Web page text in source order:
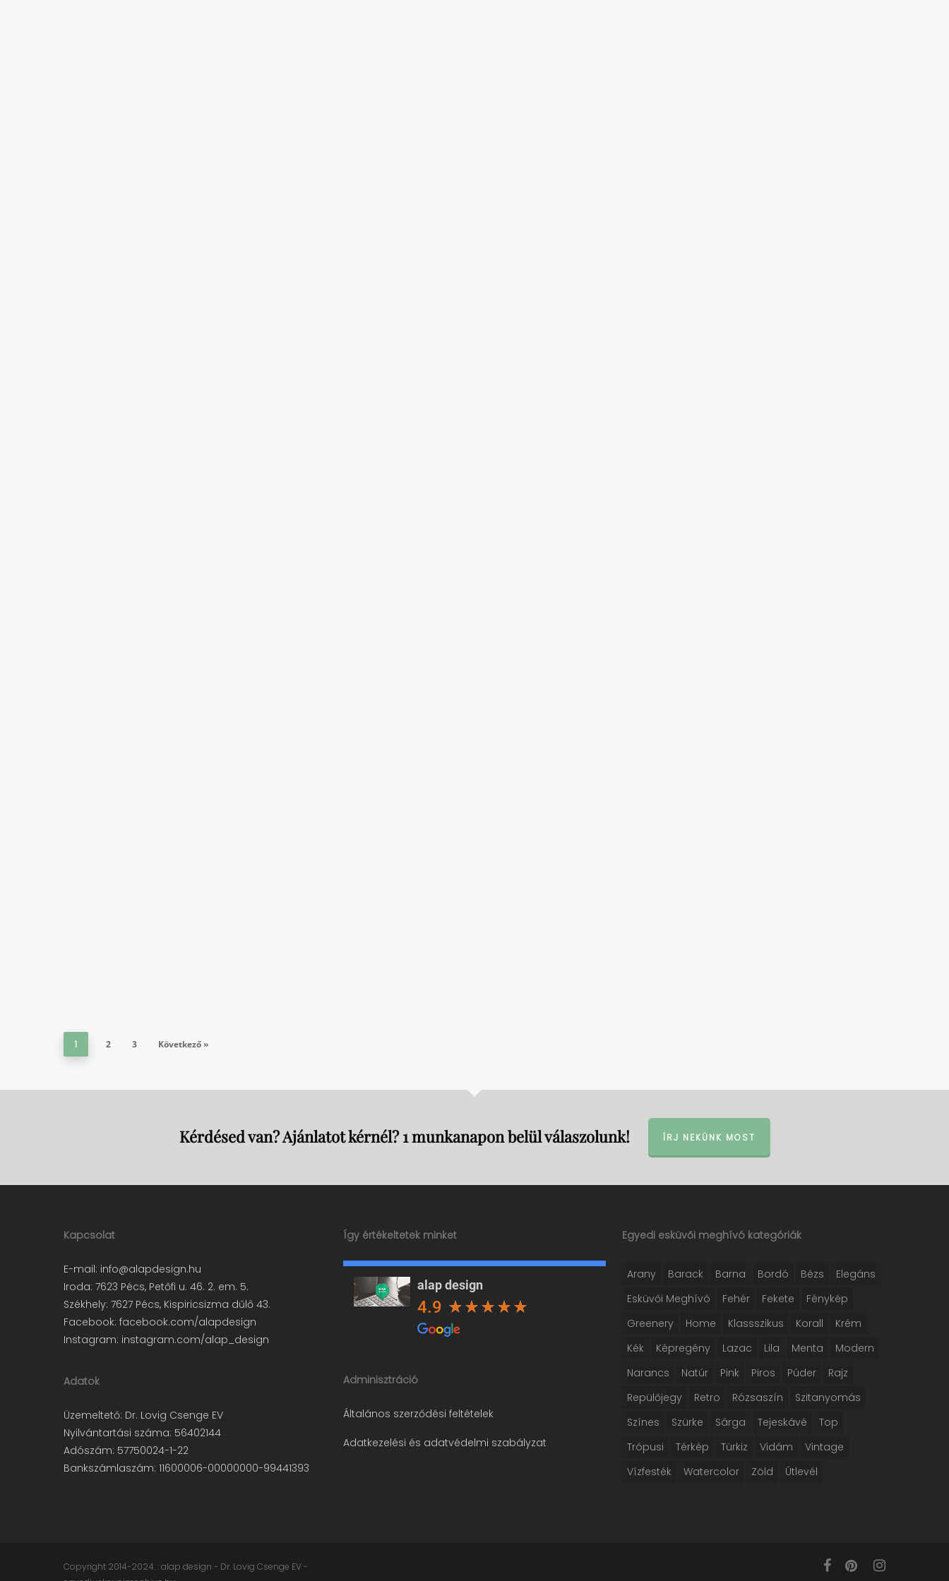
1 2 3 Következő »
Kérdésed van? Ajánlatot kérnél? 1 munkanapon belül válaszolunk! ÍRJ NEKÜNK MOST
Kapcsolat
E-mail: info@alapdesign.hu
Iroda: 7623 Pécs, Petőfi u. 46. 2. em. 5.
Székhely: 7627 Pécs, Kispiricsizma dűlő 43.
Facebook: facebook.com/alapdesign
Instagram: instagram.com/alap_design
Adatok
Üzemeltető: Dr. Lovig Csenge EV
Nyilvántartási száma: 56402144
Adószám: 57750024-1-22
Bankszámlaszám: 11600006-00000000-99441393
Így értékeltetek minket
alap design
4.9
Adminisztráció
Általános szerződési feltételek
Adatkezelési és adatvédelmi szabályzat
Egyedi esküvői meghívó kategóriák
Arany Barack Barna Bordó Bézs
Elegáns
Esküvői Meghívó
Fehér Fekete
Fénykép
Greenery
Home Klassszikus Korall
Krém
Kék
Képregény Lazac Lila Menta
Modern
Narancs
Natúr Pink Piros Púder
Rajz
Repülőjegy
Retro Rózsaszín
Szitanyomás
Színes
Szürke Sárga Tejeskávé
Top
Trópusi
Térkép Türkiz Vidám
Vintage
Vízfesték
Watercolor Zöld Útlevél
Copyright 2014-2024. : alap design - Dr. Lovig Csenge EV -
facebookpinterestinstagram